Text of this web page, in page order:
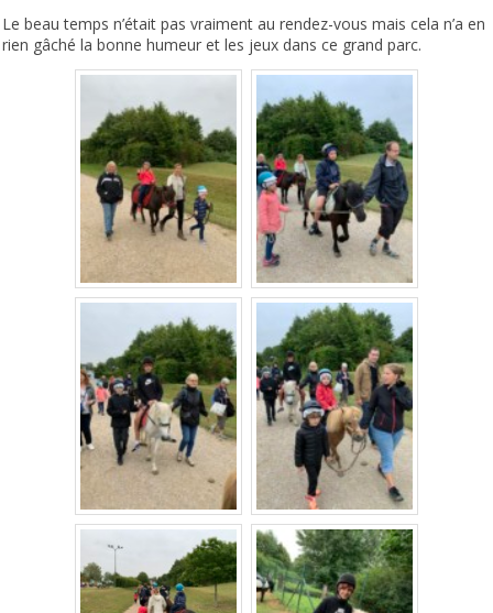
Le beau temps n’était pas vraiment au rendez-vous mais cela n’a en
rien gâché la bonne humeur et les jeux dans ce grand parc.